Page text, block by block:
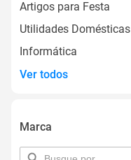
Artigos para Festa
Utilidades Domésticas
Informática
Ver todos
Marca
pesquisar